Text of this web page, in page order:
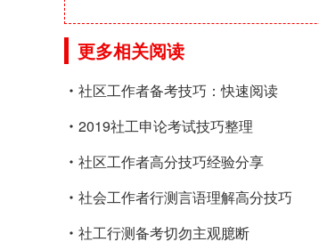
更多相关阅读
社区工作者备考技巧：快速阅读
2019社工申论考试技巧整理
社区工作者高分技巧经验分享
社会工作者行测言语理解高分技巧
社工行测备考切勿主观臆断